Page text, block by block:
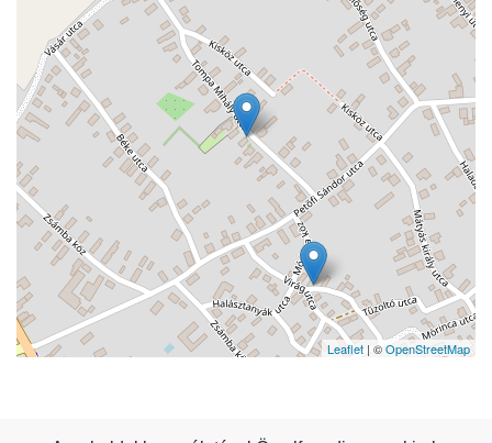
Leaflet | ©OpenStreetMap